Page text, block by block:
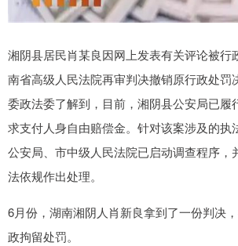
湘阴县居民肖某良因网上发表有关评论被行
南省高级人民法院再审判决撤销原行政处罚
委政法委了解到，目前，湘阴县公安局已履
求支付人身自由赔偿金。针对该案涉及的执
公安局、市中级人民法院已启动调查程序，
法依规作出处理。
6月份，湖南湘阴人肖新良拿到了一份判决
政拘留处罚。